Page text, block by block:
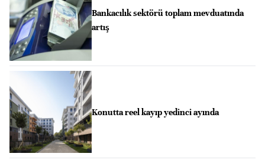
Bankacılık sektörü toplam mevduatında
artış
Konutta reel kayıp yedinci ayında